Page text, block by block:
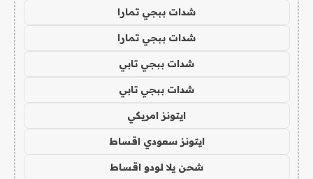
شدات ببجي تمارا
شدات ببجي تمارا
شدات ببجي تابي
شدات ببجي تابي
ايتونز امريكي
ايتونز سعودي اقساط
شحن يلا لودو اقساط